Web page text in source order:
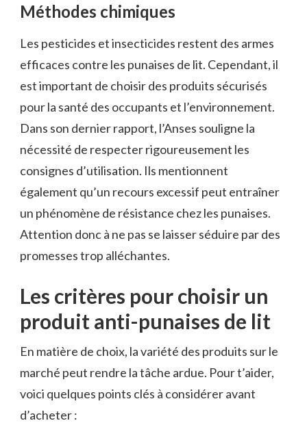
Méthodes chimiques
Les pesticides et insecticides restent des armes
efficaces contre les punaises de lit. Cependant, il
est important de choisir des produits sécurisés
pour la santé des occupants et l’environnement.
Dans son dernier rapport, l’Anses souligne la
nécessité de respecter rigoureusement les
consignes d’utilisation. Ils mentionnent
également qu’un recours excessif peut entraîner
un phénomène de résistance chez les punaises.
Attention donc à ne pas se laisser séduire par des
promesses trop alléchantes.
Les critères pour choisir un
produit anti-punaises de lit
En matière de choix, la variété des produits sur le
marché peut rendre la tâche ardue. Pour t’aider,
voici quelques points clés à considérer avant
d’acheter :